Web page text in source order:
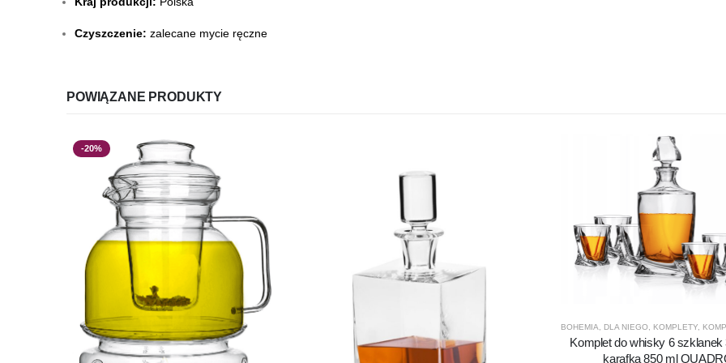
Czyszczenie: zalecane mycie ręczne
POWIĄZANE PRODUKTY
-20%
BOHEMIA DLA NIEGO KOMPLETY
Komplet do whisky 6 szklanek
karafka 850 ml